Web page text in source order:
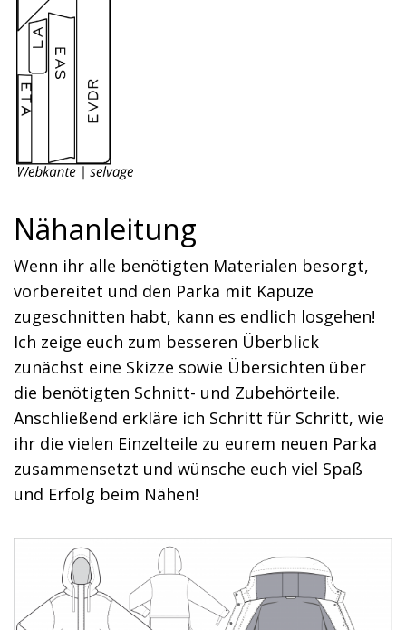
Nähanleitung
Wenn ihr alle benötigten Materialen besorgt,
vorbereitet und den Parka mit Kapuze
zugeschnitten habt, kann es endlich losgehen!
Ich zeige euch zum besseren Überblick
zunächst eine Skizze sowie Übersichten über
die benötigten Schnitt- und Zubehörteile.
Anschließend erkläre ich Schritt für Schritt, wie
ihr die vielen Einzelteile zu eurem neuen Parka
zusammensetzt und wünsche euch viel Spaß
und Erfolg beim Nähen!